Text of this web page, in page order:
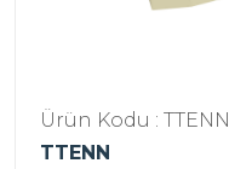
Ürün Kodu : TTENN
TTENN